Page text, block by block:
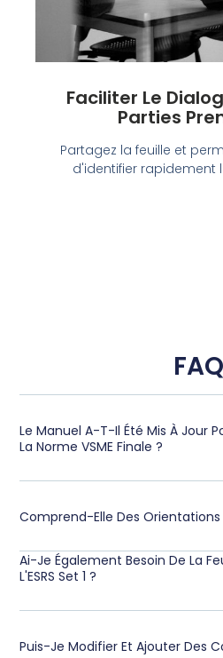
Faciliter Le
Parties
Partagez la feuille et
d'identifier rapidement
FAQ
Le Manuel A-T-Il Été Mis À Jour
La Norme VSME Finale ?
Comprend-Elle Des Orientations
Ai-Je Également Besoin De La
L'ESRS Set 1 ?
Puis-Je Modifier Et Ajouter Des